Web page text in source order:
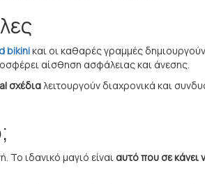
bikiniκαι οι καθαρές γραμμές
αίσθηση ασφάλειας και άνεσης.
σχέδιαλειτουργούν διαχρονικά και
Το ιδανικό μαγιό είναιαυτό που σε κάνει